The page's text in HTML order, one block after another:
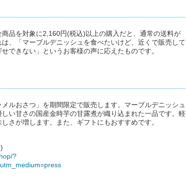
品を対象に2,160円(税込)以上の購入だと、通常の送料が
、「マーブルデニッシュを食べたいけど、近くで販売して
できない」というお客様の声に応えたものです。
ルおさつ」を期間限定で販売します。マーブルデニッシュ
い甘さの国産金時芋の甘露煮が織り込まれた一品です。軽
さが増します。また、ギフトにもおすすめです。
?